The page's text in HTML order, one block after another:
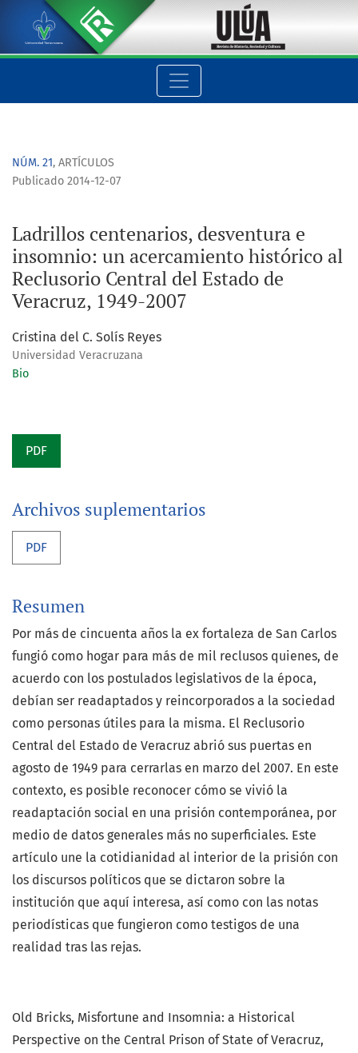
Ladrillos centenarios, desventura e insomnio: un
NÚM. 21, ARTÍCULOS
Ladrillos centenarios, desventura e
insomnio: un acercamiento histórico al
Reclusorio Central del Estado de
Veracruz, 1949-2007
Publicado 2014-12-07
Cristina del C. Solís Reyes
Universidad Veracruzana
Bio
PDF
Archivos suplementarios
PDF
Resumen
Por más de cincuenta años la ex fortaleza de San Carlos
fungió como hogar para más de mil reclusos quienes, de
acuerdo con los postulados legislativos de la época,
debían ser readaptados y reincorporados a la sociedad
como personas útiles para la misma. El Reclusorio
Central del Estado de Veracruz abrió sus puertas en
agosto de 1949 para cerrarlas en marzo del 2007. En este
contexto, es posible reconocer cómo se vivió la
readaptación social en una prisión contemporánea, por
medio de datos generales más no superficiales. Este
artículo une la cotidianidad al interior de la prisión con
los discursos políticos que se dictaron sobre la
institución que aquí interesa, así como con las notas
periodísticas que fungieron como testigos de una
realidad tras las rejas.
Old Bricks, Misfortune and Insomnia: a Historical
Perspective on the Central Prison of State of Veracruz,